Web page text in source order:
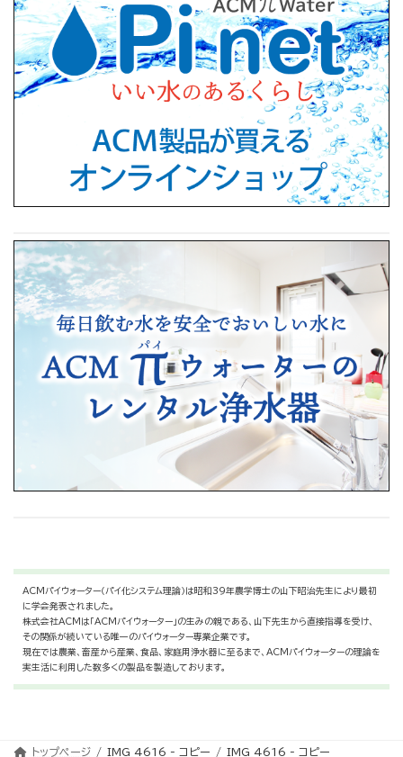
ACMパイウォーター（パイ化システム理論）は昭和39年農学博士の山下昭治先生により最初
に学会発表されました。
株式会社ACMは「ACMパイウォーター」の生みの親である、山下先生から直接指導を受け、
その関係が続いている唯一のパイウォーター専業企業です。
現在では農業、畜産から産業、食品、家庭用浄水器に至るまで、ACMパイウォーターの理論を
実生活に利用した数多くの製品を製造しております。
トップページ IMG_4616 - コピー IMG_4616 - コピー